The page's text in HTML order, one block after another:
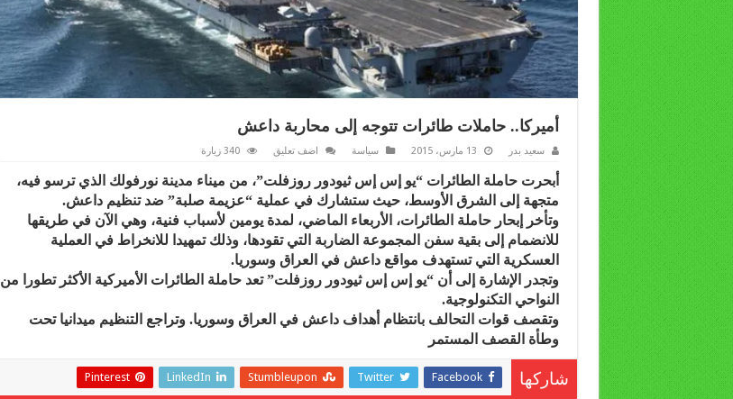
أميركا.. حاملات طائرات تتوجه إلى محاربة داعش
سعيد بدر 13 مارس، 2015 سياسة اضف تعليق 340 زيارة
أبحرت حاملة الطائرات “يو إس إس ثيودور روزفلت”، من ميناء مدينة نورفولك الذي ترسو فيه،
متجهة إلى الشرق الأوسط، حيث ستشارك في عملية “عزيمة صلبة” ضد تنظيم داعش.
وتأخر إبحار حاملة الطائرات، الأربعاء الماضي، لمدة يومين لأسباب فنية، وهي الآن في طريقها
للانضمام إلى بقية سفن المجموعة الضاربة التي تقودها، وذلك تمهيدا للانخراط في العملية
العسكرية التي تستهدف مواقع داعش في العراق وسوريا.
وتجدر الإشارة إلى أن “يو إس إس ثيودور روزفلت” تعد حاملة الطائرات الأميركية الأكثر تطورا من
النواحي التكنولوجية.
وتقصف قوات التحالف بانتظام أهداف داعش في العراق وسوريا. وتراجع التنظيم ميدانيا تحت
وطأة القصف المستمر
شاركها Facebook
Twitter
Stumbleupon
LinkedIn
Pinterest